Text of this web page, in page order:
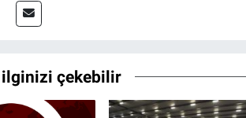
ilginizi çekebilir